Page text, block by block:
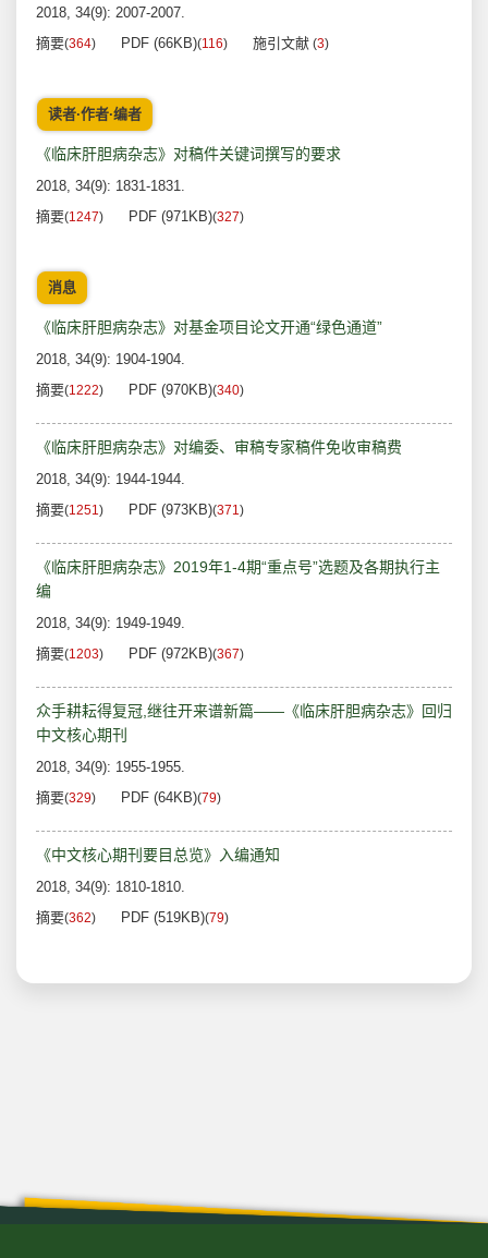
2018, 34(9): 2007-2007.
摘要(364) PDF (66KB)(116) 施引文献 (3)
读者·作者·编者
《临床肝胆病杂志》对稿件关键词撰写的要求
2018, 34(9): 1831-1831.
摘要(1247) PDF (971KB)(327)
消息
《临床肝胆病杂志》对基金项目论文开通“绿色通道”
2018, 34(9): 1904-1904.
摘要(1222) PDF (970KB)(340)
《临床肝胆病杂志》对编委、审稿专家稿件免收审稿费
2018, 34(9): 1944-1944.
摘要(1251) PDF (973KB)(371)
《临床肝胆病杂志》2019年1-4期“重点号”选题及各期执行主
编
2018, 34(9): 1949-1949.
摘要(1203) PDF (972KB)(367)
众手耕耘得复冠,继往开来谱新篇——《临床肝胆病杂志》回归
中文核心期刊
2018, 34(9): 1955-1955.
摘要(329) PDF (64KB)(79)
《中文核心期刊要目总览》入编通知
2018, 34(9): 1810-1810.
摘要(362) PDF (519KB)(79)